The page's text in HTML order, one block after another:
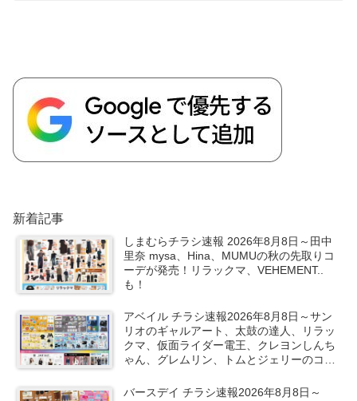
新着記事
しまむらチラシ速報 2026年8月8日～田中
里奈 mysa、Hina、MUMUの秋の先取りコ
ーデが発売！リラックマ、VEHEMENT..
も！
アベイル チラシ速報2026年8月8日～サン
リオのギャルアート、太鼓の達人、リラッ
クマ、仮面ライダー電王、クレヨンしんち
ゃん、グレムリン、トムとジェリーのコラ
バースデイ チラシ速報2026年8月8日～